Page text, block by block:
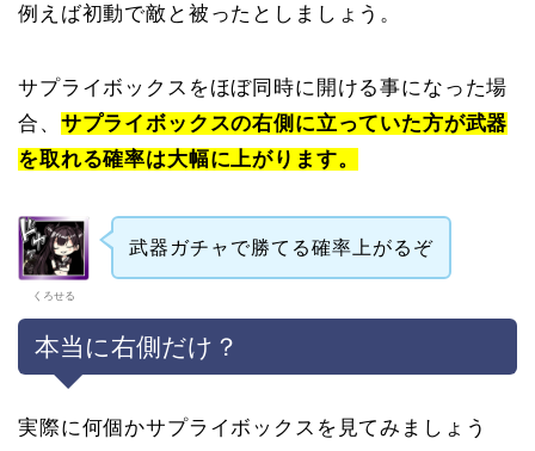
例えば初動で敵と被ったとしましょう。
サプライボックスをほぼ同時に開ける事になった場
合、 サプライボックスの右側に立っていた方が武器
を取れる確率は大幅に上がります。
くろせる
武器ガチャで勝てる確率上がるぞ
本当に右側だけ？
実際に何個かサプライボックスを見てみましょう